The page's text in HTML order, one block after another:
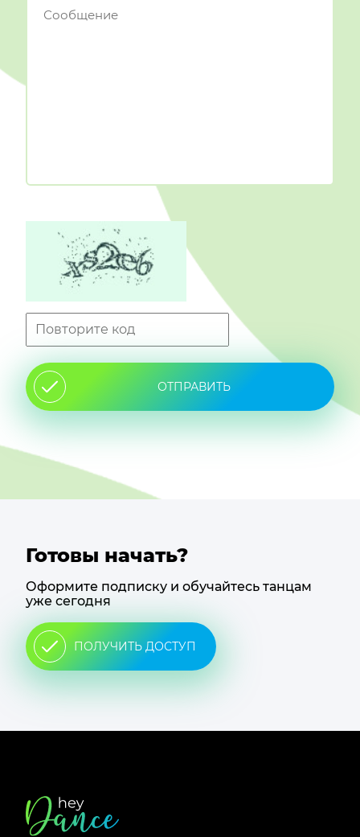
ОТПРАВИТЬ
Готовы начать?
Оформите подписку и обучайтесь танцам
уже сегодня
ПОЛУЧИТЬ ДОСТУП
Футер